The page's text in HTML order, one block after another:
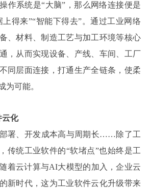
作系统是“大脑”，那么网络连接便是
上得来”“智能下得去”。通过工业网络
、材料、制造工艺与加工环境等核心
，从而实现设备、产线、车间、工厂
同层面连接，打通生产全链条，使柔
为可能。
云化
署、开发成本高与周期长……除了工
传统工业软件的“软堵点”也始终是工
着云计算与AI大模型的加入，企业云
新时代，这为工业软件云化升级带来